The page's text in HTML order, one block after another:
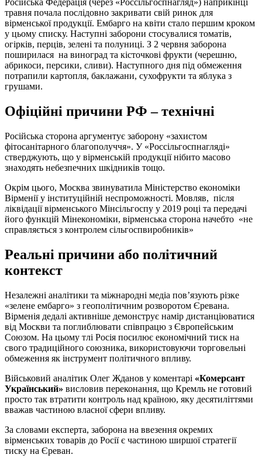
Російська Федерація (через «Россільгоспнагляд») наприкінці
травня почала послідовно закривати свій ринок для
вірменської продукції. Ембарго на квіти стало першим кроком
у цьому списку. Наступні заборони стосувалися томатів,
огірків, перців, зелені та полуниці. З 2 червня заборона
поширилася на виноград та кісточкові фрукти (черешню,
абрикоси, персики, сливи). Наступного дня під обмеження
потрапили картопля, баклажани, сухофрукти та яблука з
грушами.
Офіційні причини РФ – технічні
Російська сторона аргументує заборону «захистом
фітосанітарного благополуччя». У «Россільгоспнагляді»
стверджують, що у вірменській продукції нібито масово
знаходять небезпечних шкідників тощо.
Окрім цього, Москва звинуватила Міністерство економіки
Вірменії у інституційній неспроможності. Мовляв, після
ліквідації вірменського Мінсільгоспу у 2019 році та передачі
його функцій Мінекономіки, вірменська сторона начебто «не
справляється з контролем сільгоспвиробників»
Реальні причини або політичний
контекст
Незалежні аналітики та міжнародні медіа пов’язують різке
«зелене ембарго» з геополітичним розворотом Єревана.
Вірменія дедалі активніше демонструє намір дистанціюватися
від Москви та поглиблювати співпрацю з Європейським
Союзом. На цьому тлі Росія посилює економічний тиск на
свого традиційного союзника, використовуючи торговельні
обмеження як інструмент політичного впливу.
Військовий аналітик Олег Жданов у коментарі «Комерсант
Український» висловив переконання, що Кремль не готовий
просто так втратити контроль над країною, яку десятиліттями
вважав частиною власної сфери впливу.
За словами експерта, заборона на ввезення окремих
вірменських товарів до Росії є частиною ширшої стратегії
тиску на Єреван.